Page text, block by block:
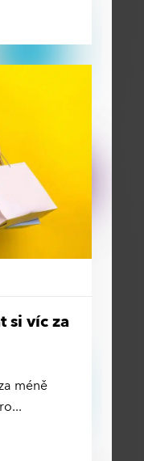
si víc za
méně